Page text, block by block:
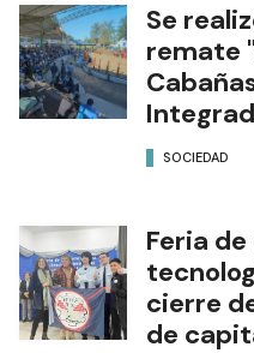
Se
remate
SOCIEDAD
Feria
cierre
de